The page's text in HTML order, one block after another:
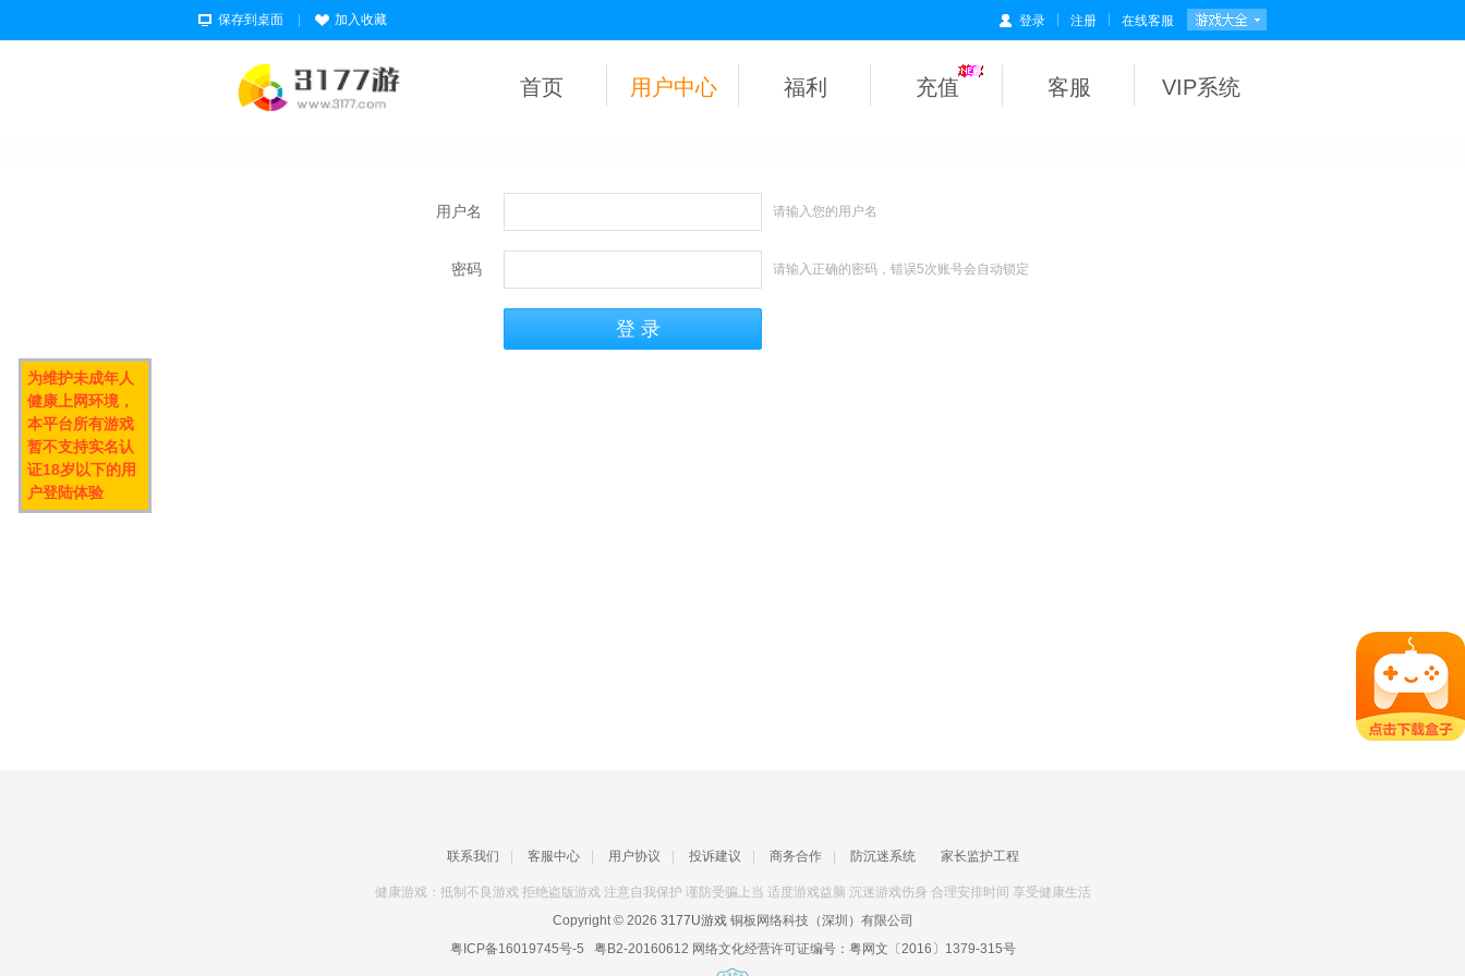
保存到桌面 加入收藏 登录 注册 在线客服
首页 用户中心 福利 充值 客服 VIP系统
用户名 请输入您的用户名
密码 请输入正确的密码，错误5次账号会自动锁定
联系我们 客服中心 用户协议 投诉建议 商务合作 防沉迷系统 家长监护工程
健康游戏：抵制不良游戏 拒绝盗版游戏 注意自我保护 谨防受骗上当 适度游戏益脑 沉迷游戏伤身 合理安排时间 享受健康生活
Copyright © 2026 3177U游戏铜板网络科技（深圳）有限公司
粤ICP备16019745号-5 粤B2-20160612 网络文化经营许可证编号： 粤网文〔2016〕1379-315号
为维护未成年人
健康上网环境，
本平台所有游戏
暂不支持实名认
证18岁以下的用
户登陆体验